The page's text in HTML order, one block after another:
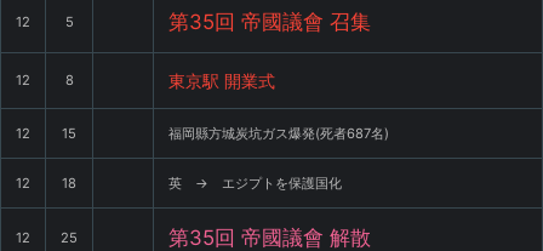
12 5 第35回 帝國議會 召集
12 8 東京駅 開業式
12 15 福岡縣方城炭坑ガス爆発(死者687名)
12 18 英 → エジプトを保護国化
12 25 第35回 帝國議會 解散